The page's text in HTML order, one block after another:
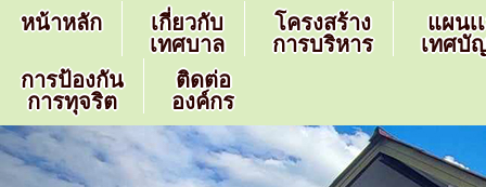
หน้าหลัก
เกี่ยวกับ
เทศบาล
โครงสร้าง
การบริหาร
แผนเ
เทศบั
การป้องกัน
การทุจริต
ติดต่อ
องค์กร